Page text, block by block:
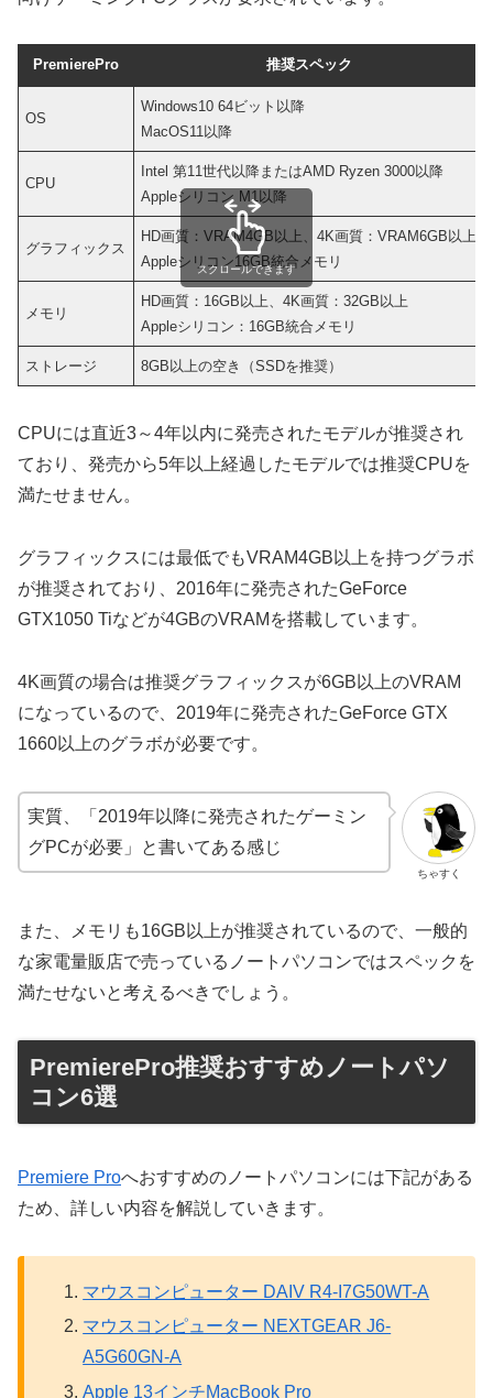
PremierePro 推奨スペック
OS
Windows10 64ビット以降
MacOS11以降
CPU
Intel 第11世代以降またはAMD Ryzen 3000以降
Appleシリコン M1以降
グラフィックス
HD画質：VRAM4GB以上、4K画質：VRAM6GB以上
Appleシリコン16GB統合メモリ
メモリ
HD画質：16GB以上、4K画質：32GB以上
Appleシリコン：16GB統合メモリ
ストレージ 8GB以上の空き（SSDを推奨）
スクロールできます
CPUには直近3～4年以内に発売されたモデルが推奨され
ており、発売から5年以上経過したモデルでは推奨CPUを
満たせません。
グラフィックスには最低でもVRAM4GB以上を持つグラボ
が推奨されており、2016年に発売されたGeForce
GTX1050 Tiなどが4GBのVRAMを搭載しています。
4K画質の場合は推奨グラフィックスが6GB以上のVRAM
になっているので、2019年に発売されたGeForce GTX
1660以上のグラボが必要です。
ちゃすく
実質、「2019年以降に発売されたゲーミン
グPCが必要」と書いてある感じ
また、メモリも16GB以上が推奨されているので、一般的
な家電量販店で売っているノートパソコンではスペックを
満たせないと考えるべきでしょう。
PremierePro推奨おすすめノートパソ
コン6選
Premiere Proへおすすめのノートパソコンには下記がある
ため、詳しい内容を解説していきます。
マウスコンピューター DAIV R4-I7G50WT-A
マウスコンピューター NEXTGEAR J6-
A5G60GN-A
Apple 13インチMacBook Pro